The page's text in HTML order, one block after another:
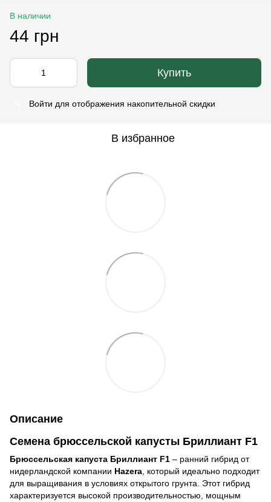
В наличии
44 грн
Купить
Войти для отображения накопительной скидки
В избранное
Описание
Семена брюссельской капусты Бриллиант F1
Брюссельская капуста Бриллиант F1 – ранний гибрид от
нидерландской компании Hazera, который идеально подходит
для выращивания в условиях открытого грунта. Этот гибрид
характеризуется высокой производительностью, мощным